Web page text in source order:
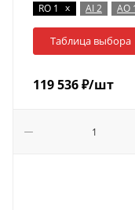
RO 1 x AI 2 AO
Таблица выбора
119 536₽/шт